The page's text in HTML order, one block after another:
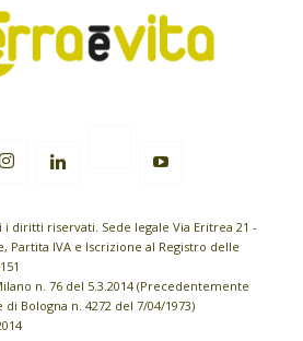
diritti riservati. Sede legale Via Eritrea 21 -
Partita IVA e Iscrizione al Registro delle
n. 76 del 5.3.2014 (Precedentemente
Bologna n. 4272 del 7/04/1973)